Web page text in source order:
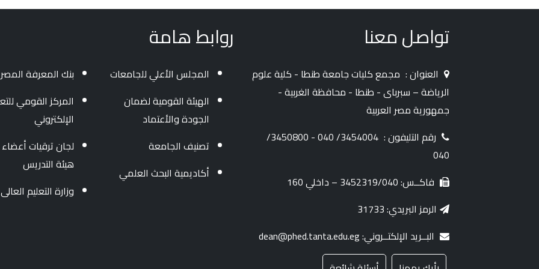
تواصل معنا
العنوان : مجمع كليات جامعة طنطا - كلية علوم
الرياضة – سبرباى - طنطا - محافظة الغربية -
جمهورية مصر العربية
رقم التليفون :
3454004/ 040 - 3450800/
040
فاكــس: 3452319/040 – داخلي 160
الرمز البريدي: 31733
البــريد الإلكتــروني: dean@phed.tanta.edu.eg
روابط هامة
المجلس الأعلي للجامعات
الهيئة القومية لضمان
الجودة والأعتماد
تصنيف الجامعة
أكاديمية البحث العلمي
بنك المعرفة
المركز القومي
الإلكتروني
لجان ترقيات أعضاء
هيئة التدريس
وزارة التعليم العالى